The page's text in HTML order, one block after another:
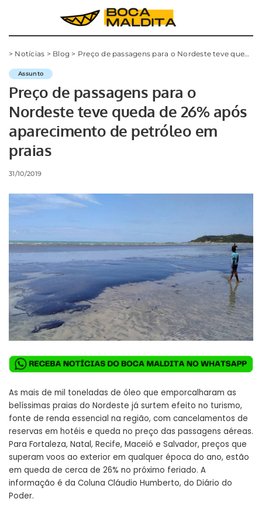
> Notícias > Blog > Preço de passagens para o Nordeste teve queda de 26% após aparecimento de petróleo em praias
Assunto
Preço de passagens para o
Nordeste teve queda de 26% após
aparecimento de petróleo em
praias
31/10/2019
As mais de mil toneladas de óleo que emporcalharam as
belíssimas praias do Nordeste já surtem efeito no turismo,
fonte de renda essencial na região, com cancelamentos de
reservas em hotéis e queda no preço das passagens aéreas.
Para Fortaleza, Natal, Recife, Maceió e Salvador, preços que
superam voos ao exterior em qualquer época do ano, estão
em queda de cerca de 26% no próximo feriado. A
informação é da Coluna Cláudio Humberto, do Diário do
Poder.